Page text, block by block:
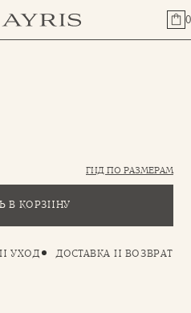
0
ГИД ПО РАЗМЕРАМ
В КОРЗИНУ
УХОД ДОСТАВКА И ВОЗВРАТ